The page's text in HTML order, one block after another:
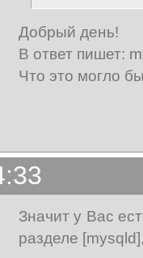
Добрый день!
В ответ пишет:
Что это могло
Значит у Вас
разделе